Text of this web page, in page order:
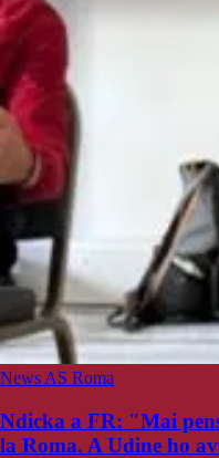
News AS Roma
Ndicka a FR: "Mai
la Roma. A Udine ho